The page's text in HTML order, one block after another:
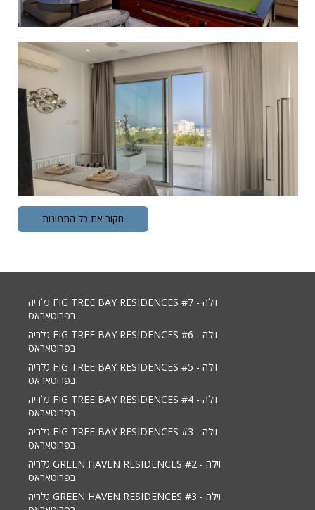
חקור את כל התמונות
גלריה FIG TREE BAY RESIDENCES #7 - וילה
בפרוטאראס
גלריה FIG TREE BAY RESIDENCES #6 - וילה
בפרוטאראס
גלריה FIG TREE BAY RESIDENCES #5 - וילה
בפרוטאראס
גלריה FIG TREE BAY RESIDENCES #4 - וילה
בפרוטאראס
גלריה FIG TREE BAY RESIDENCES #3 - וילה
בפרוטאראס
גלריה GREEN HAVEN RESIDENCES #2 - וילה
בפרוטאראס
גלריה GREEN HAVEN RESIDENCES #3 - וילה